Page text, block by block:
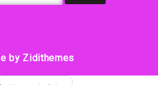
by Zidithemes